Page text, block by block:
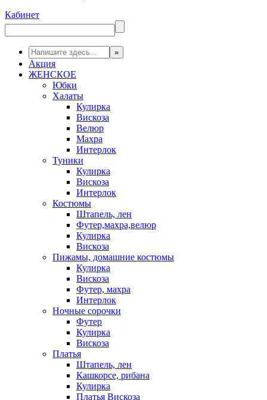
Кабинет
Акция
ЖЕНСКОЕ
Юбки
Халаты
Кулирка
Вискоза
Велюр
Махра
Интерлок
Туники
Кулирка
Вискоза
Интерлок
Костюмы
Штапель, лен
Футер,махра,велюр
Кулирка
Вискоза
Пижамы, домашние костюмы
Кулирка
Вискоза
Футер, махра
Интерлок
Ночные сорочки
Футер
Кулирка
Вискоза
Платья
Штапель, лен
Кашкорсе, рибана
Кулирка
Платья Вискоза